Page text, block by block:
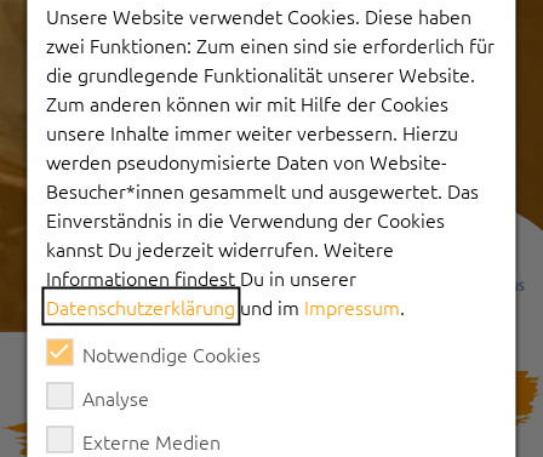
PRAXISBEISPIELE
Unsere Website verwendet Cookies. Diese haben
zwei Funktionen: Zum einen sind sie erforderlich für
die grundlegende Funktionalität unserer Website.
Zum anderen können wir mit Hilfe der Cookies
unsere Inhalte immer weiter verbessern. Hierzu
werden pseudonymisierte Daten von Website-
Besucher*innen gesammelt und ausgewertet. Das
Einverständnis in die Verwendung der Cookies
kannst Du jederzeit widerrufen. Weitere
Informationen findest Du in unserer
Datenschutzerklärung und im Impressum.
Notwendige Cookies
Analyse
Externe Medien